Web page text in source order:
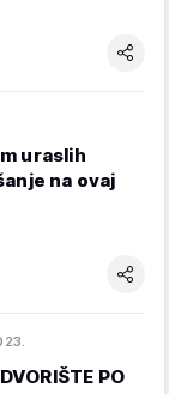
uraslih
na ovaj
PO